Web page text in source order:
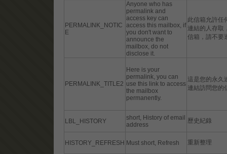
PERMALINK_NOTIC
E
Anyone who has
permalink and
access key can
access this mailbox, if
you don't want to
announce the
mailbox, do not
disclose it.
此信箱允許任
連結的人存取
信箱，請不要
PERMALINK_TITLE2
Here is your
permalink, you can
use this link to access
the mailbox
permanently.
這是您的永久
連結訪問您的
LBL_HISTORY
short, History of email
address
歷史紀錄
HISTORY_REFRESH Must short, Refresh 重新整理